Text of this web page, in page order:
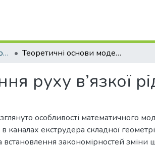
Публікації авторів, сторонніх університету Теоретичні основи моделювання руху в’язкої рідини
руху в’язкої
особливості математичного
в каналах екструдера складної
закономірностей зміни